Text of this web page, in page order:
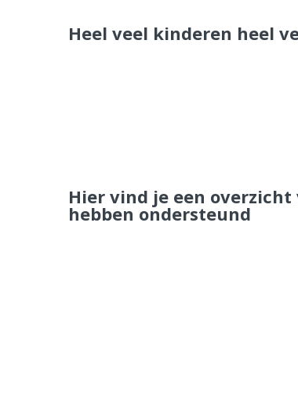
Heel veel kinderen heel
Hier vind je een
hebben ondersteund